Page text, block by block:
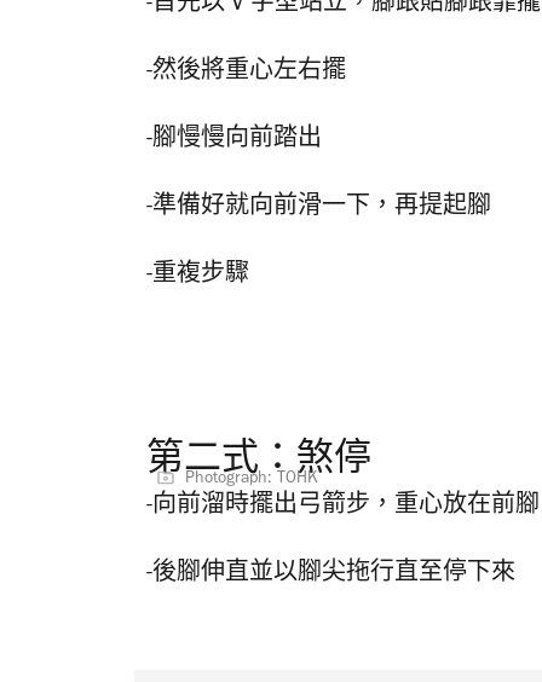
-首先以 V 字型站立， 腳跟貼腳跟靠
-然後將重心左右擺
-腳慢慢向前踏出
-準備好就向前滑一下，再提起腳
-重複步驟
第二式：煞停
Photograph: TOHK
-向前溜時擺出弓箭步， 重心放在前腳
-後腳伸直並以腳尖拖行直至停下來